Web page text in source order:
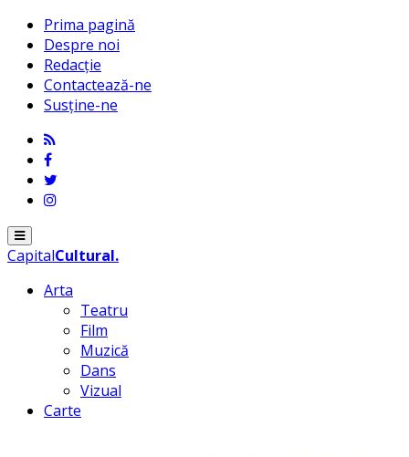
Prima pagină
Despre noi
Redacție
Contactează-ne
Susține-ne
Menu
CapitalCultural.
Arta
Teatru
Film
Muzică
Dans
Vizual
Carte